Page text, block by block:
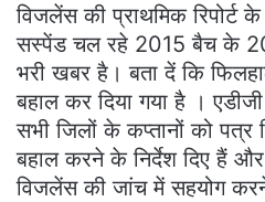
विजलेंस की प्राथमिक
सस्पेंड चल रहे 2015 बैच के 20
भरी खबर है। बता दें कि
बहाल कर दिया गया है ।
सभी जिलों के कप्तानों को
बहाल करने के निर्देश दिए हैं
विजलेंस की जांच में सहयोग